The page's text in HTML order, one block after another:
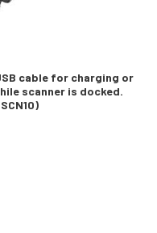
cable for charging or
scanner is docked.